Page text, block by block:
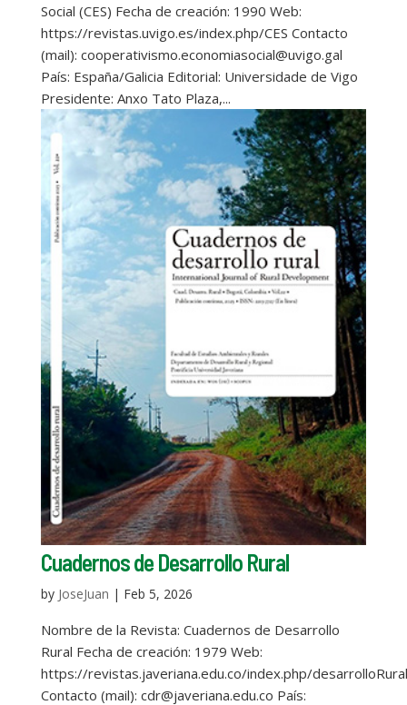
Social (CES) Fecha de creación: 1990 Web:
https://revistas.uvigo.es/index.php/CES Contacto
(mail): cooperativismo.economiasocial@uvigo.gal
País: España/Galicia Editorial: Universidade de Vigo
Presidente: Anxo Tato Plaza,...
Cuadernos de Desarrollo Rural
by JoseJuan | Feb 5, 2026
Nombre de la Revista: Cuadernos de Desarrollo
Rural Fecha de creación: 1979 Web:
https://revistas.javeriana.edu.co/index.php/desarrolloRural
Contacto (mail): cdr@javeriana.edu.co País: